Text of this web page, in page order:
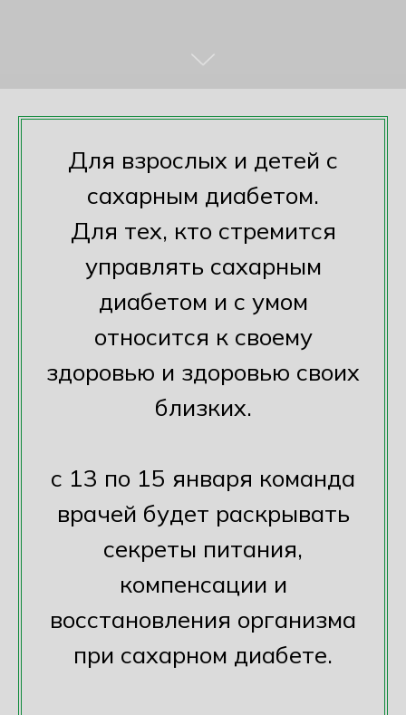
Для взрослых и детей с
сахарным диабетом.
Для тех, кто стремится
управлять сахарным
диабетом и с умом
относится к своему
здоровью и здоровью своих
близких.
с 13 по 15 января команда
врачей будет раскрывать
секреты питания,
компенсации и
восстановления организма
при сахарном диабете.